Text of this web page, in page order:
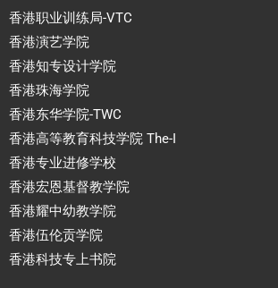
香港职业训练局-VTC
香港演艺学院
香港知专设计学院
香港珠海学院
香港东华学院-TWC
香港高等教育科技学院 The-I
香港专业进修学校
香港宏恩基督教学院
香港耀中幼教学院
香港伍伦贡学院
香港科技专上书院